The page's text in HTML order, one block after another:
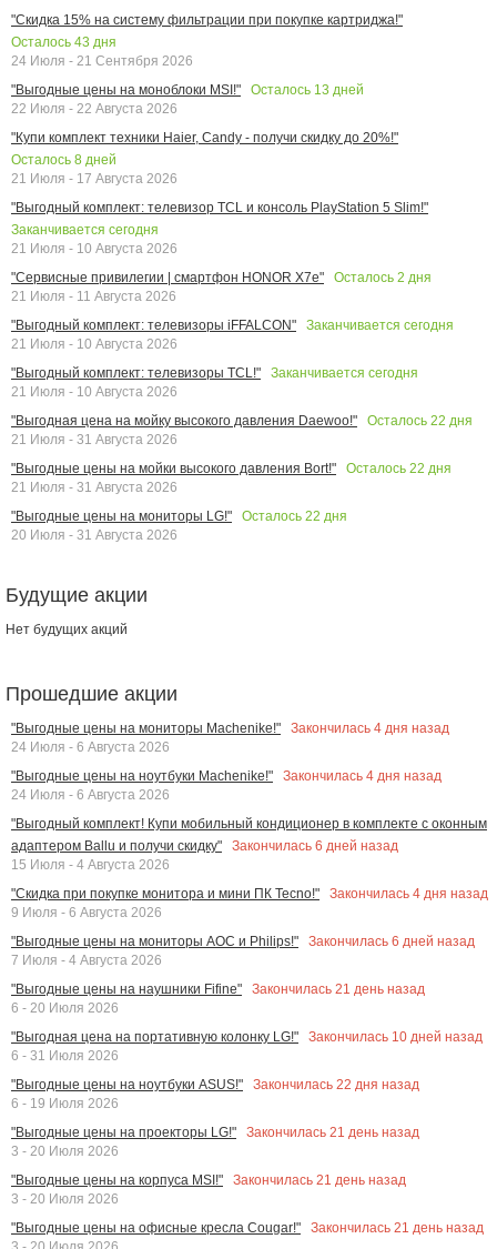
"Скидка 15% на систему фильтрации при покупке картриджа!"
Осталось 43 дня
24 Июля - 21 Сентября 2026
"Выгодные цены на моноблоки MSI!"
Осталось 13 дней
22 Июля - 22 Августа 2026
"Купи комплект техники Haier, Candy - получи скидку до 20%!"
Осталось 8 дней
21 Июля - 17 Августа 2026
"Выгодный комплект: телевизор TCL и консоль PlayStation 5 Slim!"
Заканчивается сегодня
21 Июля - 10 Августа 2026
"Сервисные привилегии | смартфон HONOR X7e"
Осталось 2 дня
21 Июля - 11 Августа 2026
"Выгодный комплект: телевизоры iFFALCON"
Заканчивается сегодня
21 Июля - 10 Августа 2026
"Выгодный комплект: телевизоры TCL!"
Заканчивается сегодня
21 Июля - 10 Августа 2026
"Выгодная цена на мойку высокого давления Daewoo!"
Осталось 22 дня
21 Июля - 31 Августа 2026
"Выгодные цены на мойки высокого давления Bort!"
Осталось 22 дня
21 Июля - 31 Августа 2026
"Выгодные цены на мониторы LG!"
Осталось 22 дня
20 Июля - 31 Августа 2026
Будущие акции
Нет будущих акций
Прошедшие акции
"Выгодные цены на мониторы Machenike!" Закончилась 4 дня назад
24 Июля - 6 Августа 2026
"Выгодные цены на ноутбуки Machenike!"
Закончилась 4 дня назад
24 Июля - 6 Августа 2026
"Выгодный комплект! Купи мобильный кондиционер в комплекте с оконным
адаптером Ballu и получи скидку"
Закончилась 6 дней назад
15 Июля - 4 Августа 2026
"Скидка при покупке монитора и мини ПК Tecno!"
Закончилась 4 дня назад
9 Июля - 6 Августа 2026
"Выгодные цены на мониторы AOC и Philips!"
Закончилась 6 дней назад
7 Июля - 4 Августа 2026
"Выгодные цены на наушники Fifine"
Закончилась 21 день назад
6 - 20 Июля 2026
"Выгодная цена на портативную колонку LG!"
Закончилась 10 дней назад
6 - 31 Июля 2026
"Выгодные цены на ноутбуки ASUS!"
Закончилась 22 дня назад
6 - 19 Июля 2026
"Выгодные цены на проекторы LG!"
Закончилась 21 день назад
3 - 20 Июля 2026
"Выгодные цены на корпуса MSI!"
Закончилась 21 день назад
3 - 20 Июля 2026
"Выгодные цены на офисные кресла Cougar!"
Закончилась 21 день назад